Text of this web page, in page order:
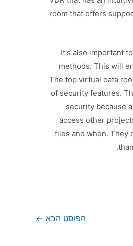
room that offers
It's also important
methods. This will
The top virtual data
of security features.
security because
access other
files and when. They
הפוסט הבא ←